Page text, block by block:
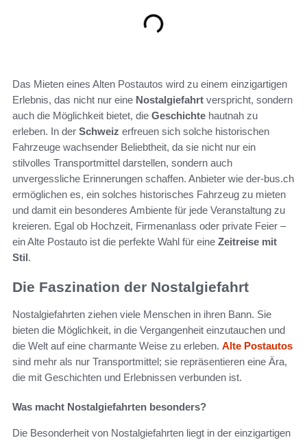
Das Mieten eines Alten Postautos wird zu einem einzigartigen
Erlebnis, das nicht nur eine Nostalgiefahrt verspricht, sondern
auch die Möglichkeit bietet, die Geschichte hautnah zu
erleben. In der Schweiz erfreuen sich solche historischen
Fahrzeuge wachsender Beliebtheit, da sie nicht nur ein
stilvolles Transportmittel darstellen, sondern auch
unvergessliche Erinnerungen schaffen. Anbieter wie der-bus.ch
ermöglichen es, ein solches historisches Fahrzeug zu mieten
und damit ein besonderes Ambiente für jede Veranstaltung zu
kreieren. Egal ob Hochzeit, Firmenanlass oder private Feier –
ein Alte Postauto ist die perfekte Wahl für eine Zeitreise mit
Stil.
Die Faszination der Nostalgiefahrt
Nostalgiefahrten ziehen viele Menschen in ihren Bann. Sie
bieten die Möglichkeit, in die Vergangenheit einzutauchen und
die Welt auf eine charmante Weise zu erleben. Alte Postautos
sind mehr als nur Transportmittel; sie repräsentieren eine Ära,
die mit Geschichten und Erlebnissen verbunden ist.
Was macht Nostalgiefahrten besonders?
Die Besonderheit von Nostalgiefahrten liegt in der einzigartigen